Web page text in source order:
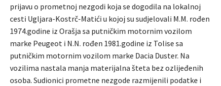
prijavu o prometnoj nezgodi koja se dogodila na lokalnoj
cesti Ugljara-Kostrč-Matići u kojoj su sudjelovali M.M. rođen
1974.godine iz Orašja sa putničkim motornim vozilom
marke Peugeot i N.N. rođen 1981.godine iz Tolise sa
putničkim motornim vozilom marke Dacia Duster. Na
vozilima nastala manja materijalna šteta bez ozlijeđenih
osoba. Sudionici prometne nezgode razmijenili podatke i